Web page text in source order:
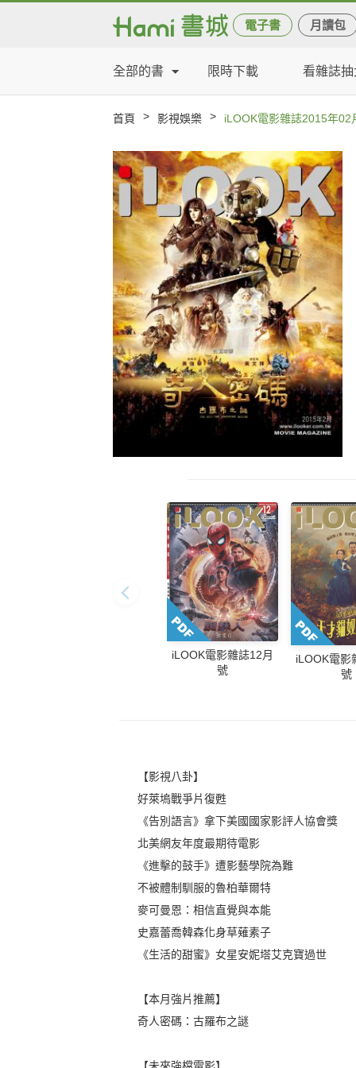
電子書 月讀包
全部的書 限時下載 看雜誌
首頁 > 影視娛樂 > iLOOK電影雜誌2015年02
iLOOK電影雜誌12月
號
iLOOK電影
號
【影視八卦】
好萊塢戰爭片復甦
《告別語言》拿下美國國家影評人協會獎
北美網友年度最期待電影
《進擊的鼓手》遭影藝學院為難
不被體制馴服的魯柏華爾特
麥可曼恩：相信直覺與本能
史嘉蕾喬韓森化身草薙素子
《生活的甜蜜》女星安妮塔艾克寶過世
【本月強片推薦】
奇人密碼：古羅布之謎